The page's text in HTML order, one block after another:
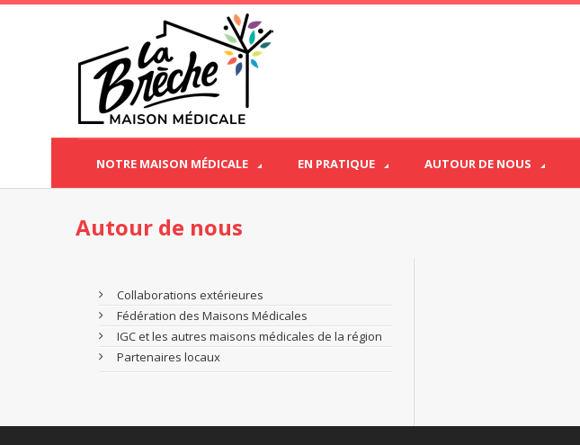
NOTRE MAISON MÉDICALE EN PRATIQUE AUTOUR DE NOUS
Autour de nous
Collaborations extérieures
Fédération des Maisons Médicales
IGC et les autres maisons médicales de la région
Partenaires locaux